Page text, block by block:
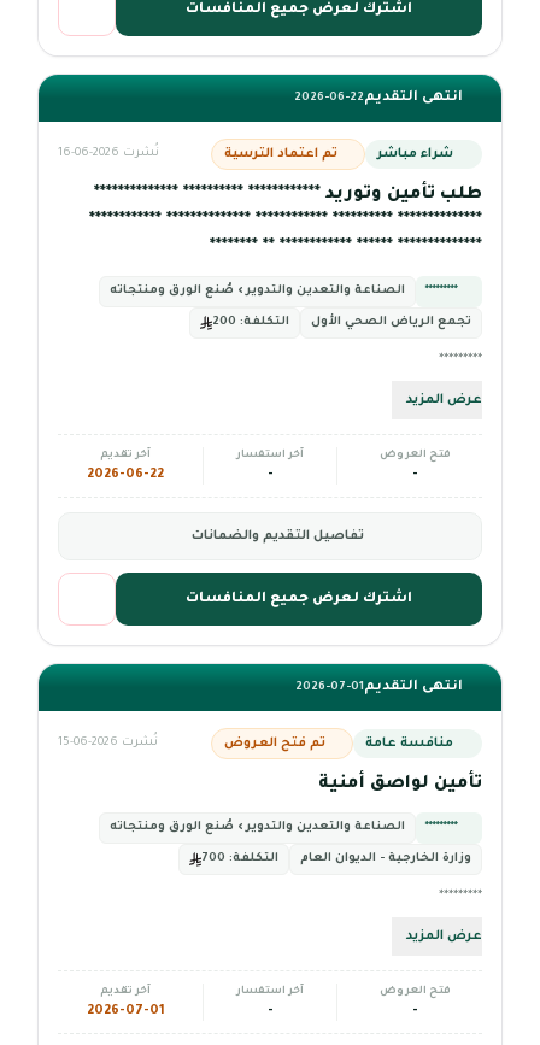
اشترك لعرض جميع المنافسات
انتهى التقديم2026-06-22
شراء مباشر تم اعتماد الترسية نُشرت 2026-06-16
طلب تأمين وتوريد ************ ********** **************
************** ********** ************ ************** ************
************** ****** ************ ** ********
********* الصناعة والتعدين والتدوير › صُنع الورق ومنتجاته
تجمع الرياض الصحي الأول التكلفة:
*********
عرض المزيد
فتح العروض
-
آخر استفسار
-
آخر تقديم
2026-06-22
تفاصيل التقديم والضمانات
اشترك لعرض جميع المنافسات
انتهى التقديم2026-07-01
منافسة عامة تم فتح العروض نُشرت 2026-06-15
تأمين لواصق أمنية
********* الصناعة والتعدين والتدوير › صُنع الورق ومنتجاته
وزارة الخارجية - الديوان العام التكلفة:
*********
عرض المزيد
فتح العروض
-
آخر استفسار
-
آخر تقديم
2026-07-01